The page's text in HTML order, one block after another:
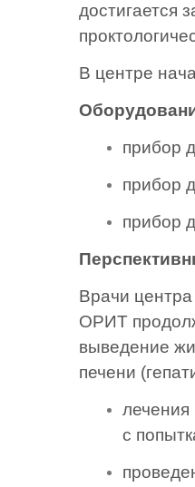
достигается
В центре
прибор
прибор
прибор
Врачи центра
ОРИТ
выведение
печени
лечения
с